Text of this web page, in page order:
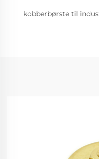
kobberbørste til